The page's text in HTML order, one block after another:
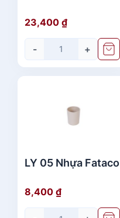
23,400 ₫
- +
LY 05 Nhựa Fataco
8,400 ₫